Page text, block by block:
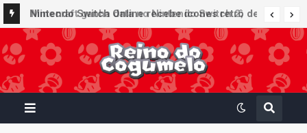
Minecraft ganha data no Nintendo Switch 2;
Super Mario Mash-Up receberá atualização
gráfica exclusiva
Nintendo Switch Online recebe ícones retrô de
Mario Paint (SNES) e Mario Kart: Super Circuit
(GBA)